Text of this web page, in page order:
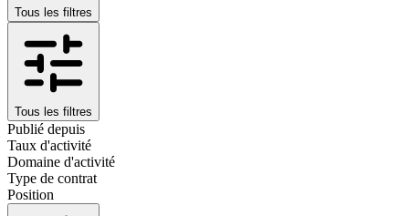
Tous les filtres
Tous les filtres
Publié depuis
Taux d'activité
Domaine d'activité
Type de contrat
Position